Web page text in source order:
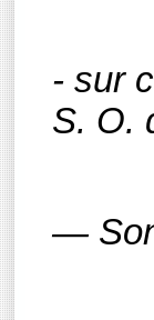
- sur
S. O.
—